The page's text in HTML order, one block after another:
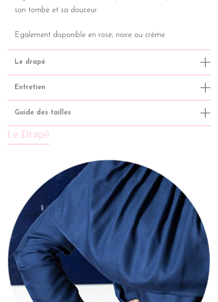
son tombé et sa douceur.
Egalement disponible en rose, noire ou crème.
Le drapé
Entretien
Guide des tailles
Le Drapé